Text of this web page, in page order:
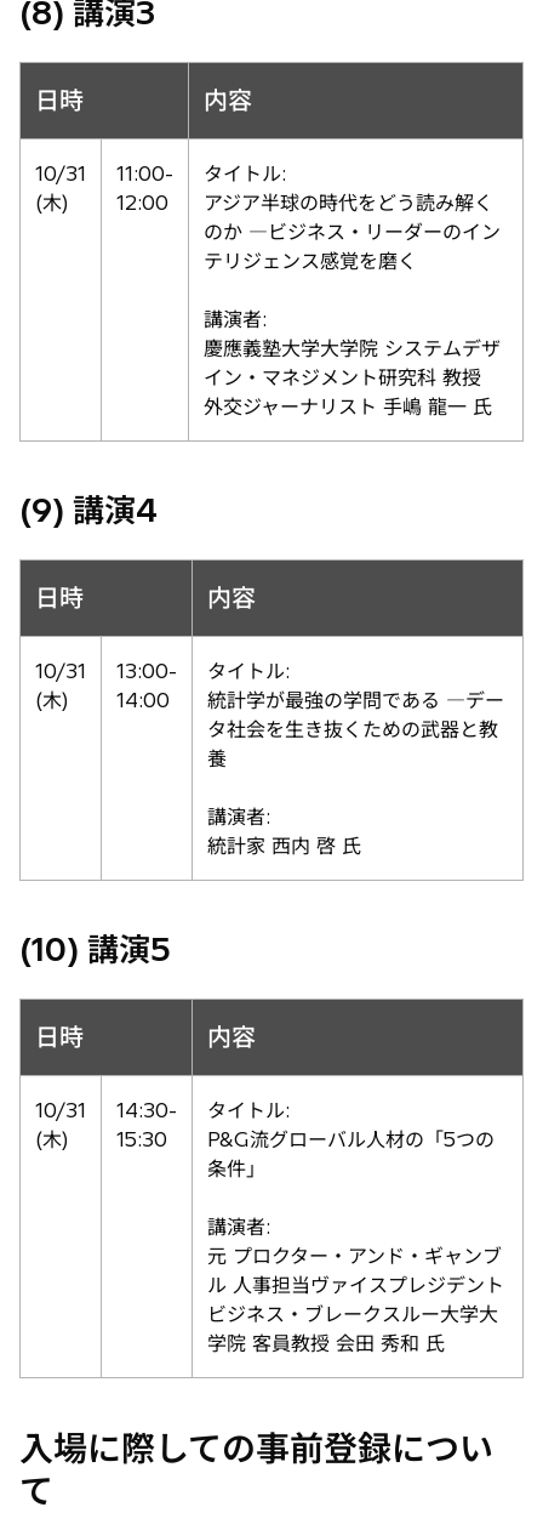
(8) 講演3
日時 内容
10/31
(木)
11:00-
12:00
タイトル:
アジア半球の時代をどう読み解く
のか ―ビジネス・リーダーのイン
テリジェンス感覚を磨く
講演者:
慶應義塾大学大学院 システムデザ
イン・マネジメント研究科 教授
外交ジャーナリスト 手嶋 龍一 氏
(9) 講演4
日時 内容
10/31
(木)
13:00-
14:00
タイトル:
統計学が最強の学問である ―デー
タ社会を生き抜くための武器と教
養
講演者:
統計家 西内 啓 氏
(10) 講演5
日時 内容
10/31
(木)
14:30-
15:30
タイトル:
P&G流グローバル人材の「5つの
条件」
講演者:
元 プロクター・アンド・ギャンブ
ル 人事担当ヴァイスプレジデント
ビジネス・ブレークスルー大学大
学院 客員教授 会田 秀和 氏
入場に際しての事前登録につい
て